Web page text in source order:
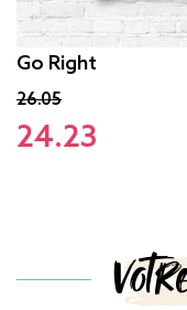
Go Right
26.05
24.23